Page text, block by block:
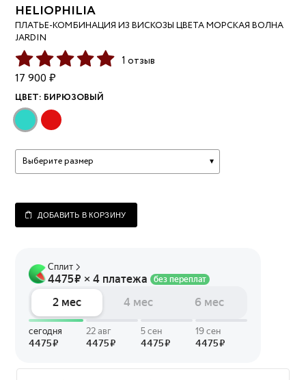
HELIOPHILIA
ПЛАТЬЕ-КОМБИНАЦИЯ ИЗ ВИСКОЗЫ ЦВЕТА МОРСКАЯ ВОЛНА
JARDIN
1 отзыв
17 900 ₽
ЦВЕТ: БИРЮЗОВЫЙ
Выберите размер
ДОБАВИТЬ В КОРЗИНУ